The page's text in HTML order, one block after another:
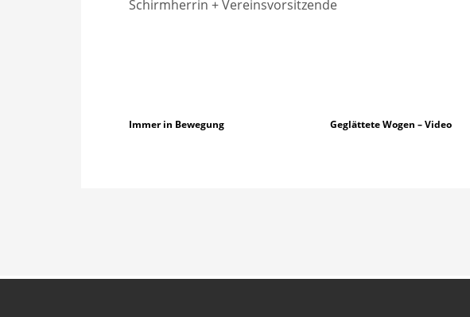
Schirmherrin + Vereinsvorsitzende
Immer in Bewegung Geglättete Wogen – Video